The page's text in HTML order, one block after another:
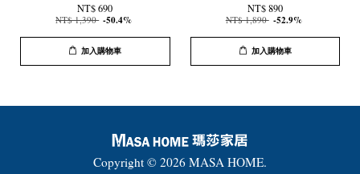
NT$ 690
NT$ 1,390 -50.4%
加入購物車
NT$ 890
NT$ 1,890 -52.9%
加入購物車
Copyright © 2026 MASA HOME.